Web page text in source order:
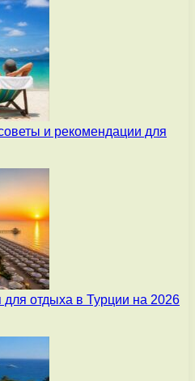
и рекомендации для
отдыха в Турции на 2026